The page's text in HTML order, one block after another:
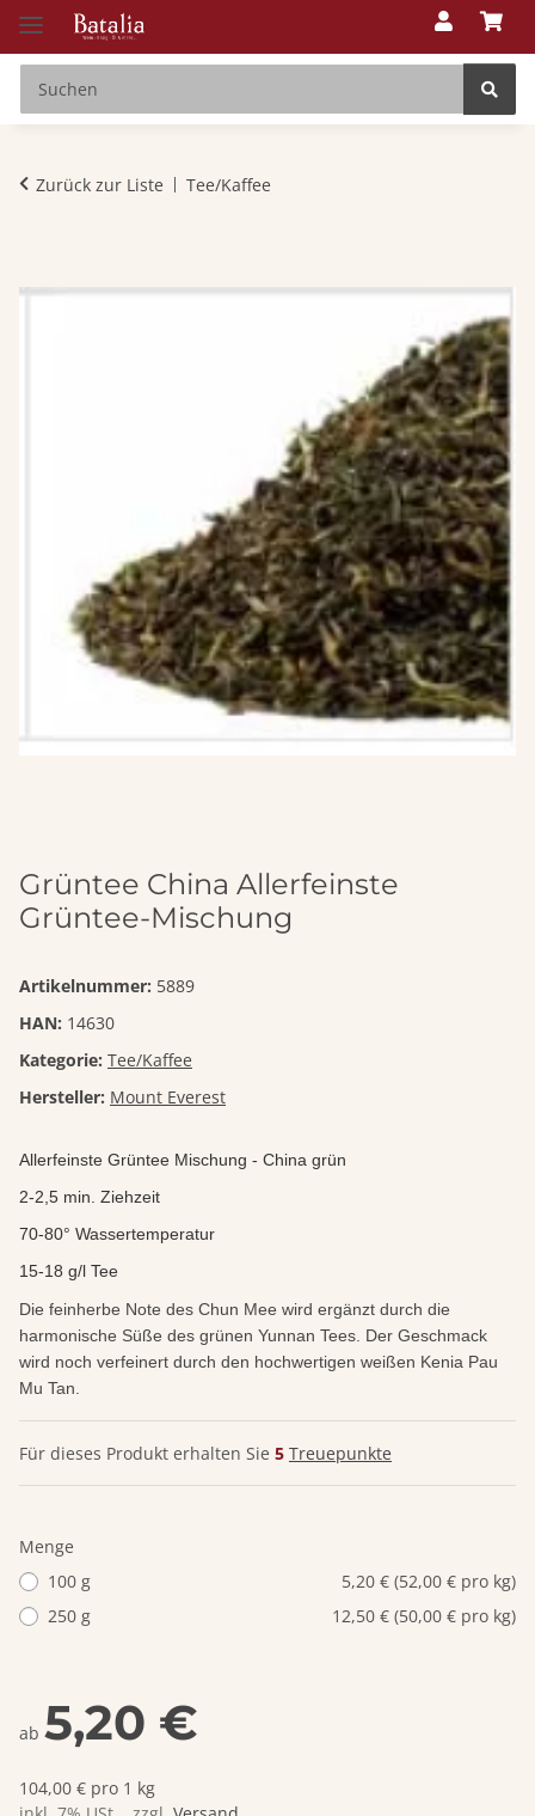
Zurück zur Liste Tee/Kaffee
Grüntee China Allerfeinste
Grüntee-Mischung
Artikelnummer: 5889
HAN: 14630
Kategorie: Tee/Kaffee
Hersteller: Mount Everest
Allerfeinste Grüntee Mischung - China grün
2-2,5 min. Ziehzeit
70-80° Wassertemperatur
15-18 g/l Tee
Die feinherbe Note des Chun Mee wird ergänzt durch die
harmonische Süße des grünen Yunnan Tees. Der Geschmack
wird noch verfeinert durch den hochwertigen weißen Kenia Pau
Mu Tan.
Für dieses Produkt erhalten Sie 5 Treuepunkte
Menge
100 g
5,20 € (52,00 € pro kg)
250 g
12,50 € (50,00 € pro kg)
ab 5,20 €
104,00 € pro 1 kg